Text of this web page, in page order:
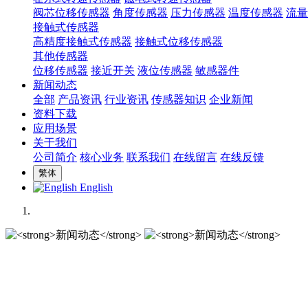
阀芯位移传感器 角度传感器 压力传感器 温度传感器 流
接触式传感器
高精度接触式传感器 接触式位移传感器
其他传感器
位移传感器 接近开关 液位传感器 敏感器件
新闻动态
全部 产品资讯 行业资讯 传感器知识 企业新闻
资料下载
应用场景
关于我们
公司简介 核心业务 联系我们 在线留言 在线反馈
繁体
English